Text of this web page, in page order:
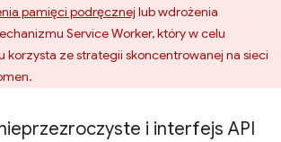
pamięci podręcznej lub wdrożenia
Service Worker, który w celu
korzysta ze strategii skoncentrowanej na sieci
i interfejs API